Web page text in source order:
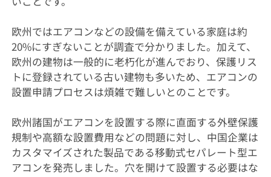
欧州ではエアコンなどの設備を備えている家庭は約
20%にすぎないことが調査で分かりました。加えて、
欧州の建物は一般的に老朽化が進んでおり、保護リス
トに登録されている古い建物も多いため、エアコンの
設置申請プロセスは煩雑で難しいとのことです。
欧州諸国がエアコンを設置する際に直面する外壁保護
規制や高額な設置費用などの問題に対し、中国企業は
カスタマイズされた製品である移動式セパレート型エ
アコンを発売しました。穴を開けて設置する必要はな